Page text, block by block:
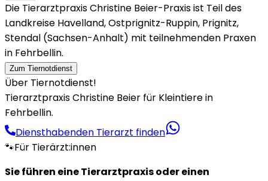
Die Tierarztpraxis Christine Beier-Praxis ist Teil des
Landkreise Havelland, Ostprignitz-Ruppin, Prignitz,
Stendal (Sachsen-Anhalt) mit teilnehmenden Praxen
in Fehrbellin.
Zum Tiernotdienst
Über Tiernotdienst!
Tierarztpraxis Christine Beier für Kleintiere in
Fehrbellin.
Diensthabenden Tierarzt finden
🐾Für Tierärzt:innen
Sie führen eine Tierarztpraxis oder einen